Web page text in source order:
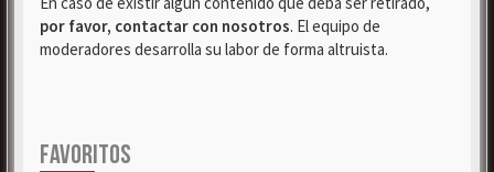
por favor, contactar con nosotros. El equipo de
moderadores desarrolla su labor de forma altruista.
FAVORITOS